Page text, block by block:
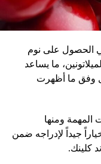
الحصول على نوم
ما يساعد
وفق ما أظهرت
المهمة ومنها
جيداً لإدراجه ضمن
كلينك.